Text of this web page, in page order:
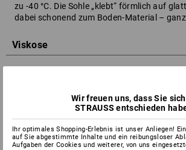
zu -40 °C. Die Sohle „klebt“ förmlich auf
dabei schonend zum Boden-Material –
Viskose
regenerierter Zellulose (Ausgangsmaterial
Fichtenholz oder nicht verspinnbare
und zu leichten, weich fließenden Stoffen
Zellulose wird zur Spinnmasse gelöst und
Verfestigen wieder reine Zellulose ohne
Veränderungen. Je nach Glanz, Feinheit
Wir freuen uns, dass Sie
STRAUSS entschieden
Ihr optimales Shopping-Erlebnis ist unser Anliegen!
auf Sie abgestimmte Inhalte und ein reibungsloser
Aufgaben der Cookies und weiterer, von uns